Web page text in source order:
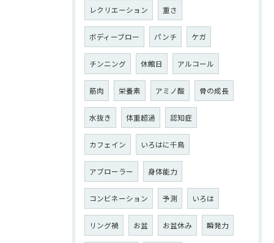
レクリエーション 重さ
ボディーブロー パンチ ケガ
チンニング 休館日 アルコール
筋肉 栄養素 アミノ酸 骨の成長
水抜き 体重超過 認知症
カフェイン いろはに千鳥
アブローラー 身体能力
コンビネーション 予測 いろは
リング禍 お盆 お盆休み 瞬発力